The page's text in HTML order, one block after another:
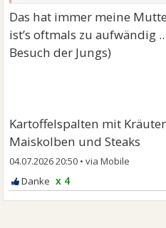
Das hat immer meine
ist’s oftmals zu aufwändig
Besuch der Jungs)
Kartoffelspalten mit
Maiskolben und Steaks
04.07.2026 20:50 •
x 4